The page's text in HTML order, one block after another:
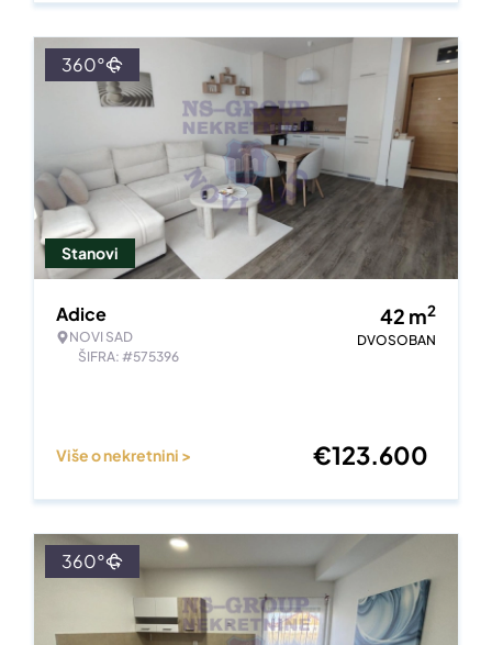
Stanovi
360°
Adice
NOVI SAD
ŠIFRA: #575396
42 m2
DVOSOBAN
Više o nekretnini > €123.600
360°